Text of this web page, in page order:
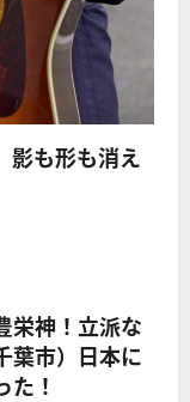
影も形も消え
栄神！立派な
葉市）日本に
！